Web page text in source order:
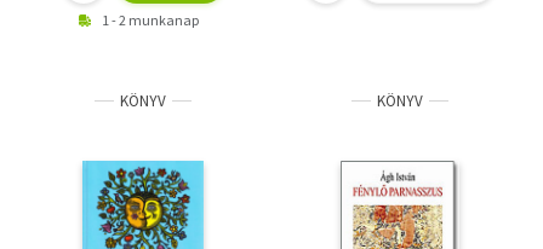
1 - 2 munkanap
KÖNYV KÖNYV